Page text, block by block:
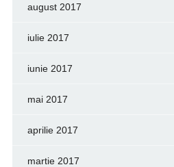
august 2017
iulie 2017
iunie 2017
mai 2017
aprilie 2017
martie 2017